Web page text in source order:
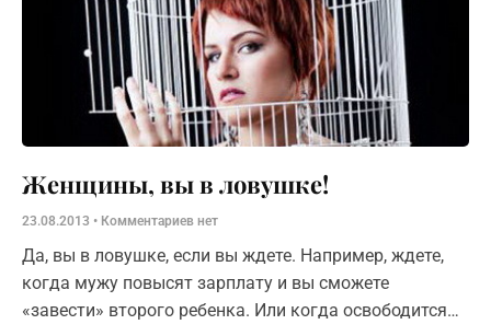
Женщины, вы в ловушке!
23.08.2013 Комментариев нет
Да, вы в ловушке, если вы ждете. Например, ждете,
когда мужу повысят зарплату и вы сможете
«завести» второго ребенка. Или когда освободится